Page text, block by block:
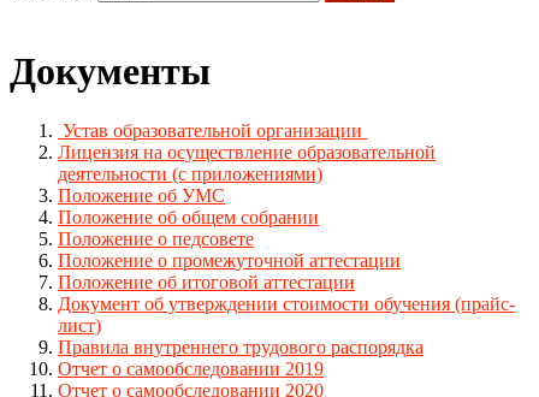
Документы
Устав образовательной организации
Лицензия на осуществление образовательной
деятельности (с приложениями)
Положение об УМС
Положение об общем собрании
Положение о педсовете
Положение о промежуточной аттестации
Положение об итоговой аттестации
Документ об утверждении стоимости обучения (прайс-
лист)
Правила внутреннего трудового распорядка
Отчет о самообследовании 2019
Отчет о самообследовании 2020